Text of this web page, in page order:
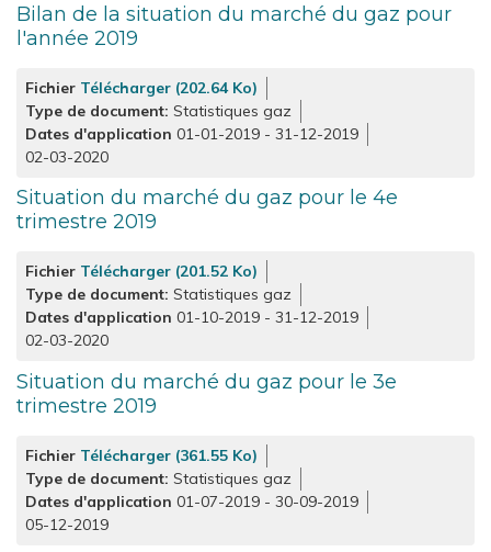
Bilan de la situation du marché du gaz pour
l'année 2019
Fichier Télécharger (202.64 Ko)
Type de document Statistiques gaz
Dates d'application 01-01-2019 - 31-12-2019
02-03-2020
Situation du marché du gaz pour le 4e
trimestre 2019
Fichier Télécharger (201.52 Ko)
Type de document Statistiques gaz
Dates d'application 01-10-2019 - 31-12-2019
02-03-2020
Situation du marché du gaz pour le 3e
trimestre 2019
Fichier Télécharger (361.55 Ko)
Type de document Statistiques gaz
Dates d'application 01-07-2019 - 30-09-2019
05-12-2019